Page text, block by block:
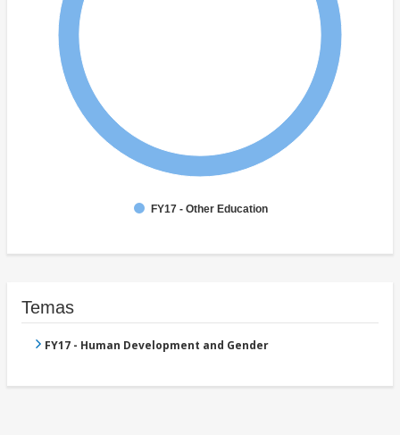
FY17 - Other Education
Temas
FY17 - Human Development and Gender